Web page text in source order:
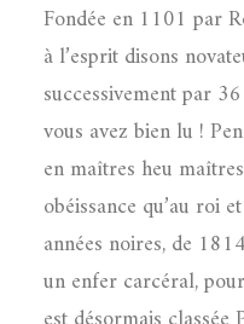
Fondée en 1101 par
à l’esprit disons
successivement par
vous avez bien lu !
en maîtres heu
obéissance qu’au roi
années noires, de
un enfer carcéral,